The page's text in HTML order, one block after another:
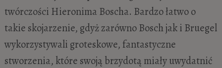
twórczości Hieronima Boscha. Bardzo łatwo o
takie skojarzenie, gdyż zarówno Bosch jak i Bruegel
wykorzystywali groteskowe, fantastyczne
stworzenia, które swoją brzydotą miały uwydatnić